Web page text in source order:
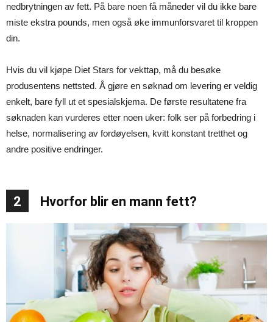
nedbrytningen av fett. På bare noen få måneder vil du ikke bare
miste ekstra pounds, men også øke immunforsvaret til kroppen
din.
Hvis du vil kjøpe Diet Stars for vekttap, må du besøke
produsentens nettsted. Å gjøre en søknad om levering er veldig
enkelt, bare fyll ut et spesialskjema. De første resultatene fra
søknaden kan vurderes etter noen uker: folk ser på forbedring i
helse, normalisering av fordøyelsen, kvitt konstant tretthet og
andre positive endringer.
2 Hvorfor blir en mann fett?